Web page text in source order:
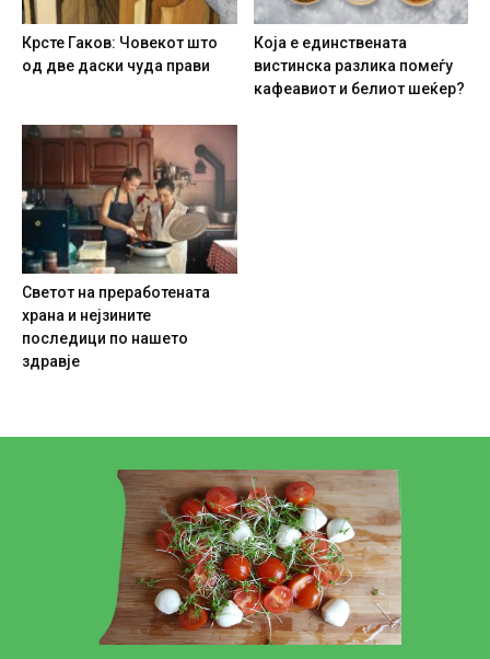
Крсте Гаков: Човекот што
од две даски чуда прави
Која е единствената
вистинска разлика помеѓу
кафеавиот и белиот шеќер?
Светот на преработената
храна и нејзините
последици по нашето
здравје